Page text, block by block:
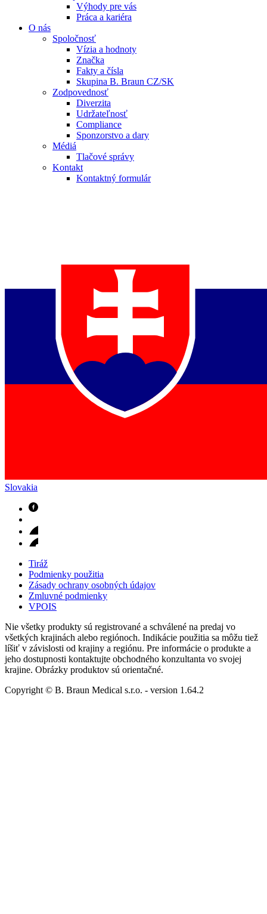
Výhody pre vás
Práca a kariéra
O nás
Spoločnosť
Vízia a hodnoty
Značka
Fakty a čísla
Skupina B. Braun CZ/SK
Zodpovednosť
Diverzita
Udržateľnosť
Compliance
Sponzorstvo a dary
Médiá
Tlačové správy
Kontakt
Kontaktný formulár
Slovakia
Tiráž
Podmienky použitia
Zásady ochrany osobných údajov
Zmluvné podmienky
VPOIS
Nie všetky produkty sú registrované a schválené na predaj vo
všetkých krajinách alebo regiónoch. Indikácie použitia sa môžu tiež
líšiť v závislosti od krajiny a regiónu. Pre informácie o produkte a
jeho dostupnosti kontaktujte obchodného konzultanta vo svojej
krajine. Obrázky produktov sú orientačné.
Copyright © B. Braun Medical s.r.o. - version 1.64.2